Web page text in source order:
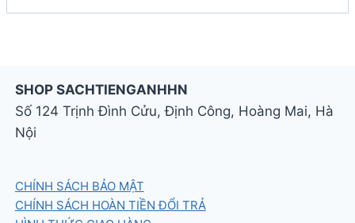
SHOP SACHTIENGANHHN
Số 124 Trịnh Đình Cửu, Định Công, Hoàng Mai, Hà
Nội
CHÍNH SÁCH BẢO MẬT
CHÍNH SÁCH HOÀN TIỀN ĐỔI TRẢ